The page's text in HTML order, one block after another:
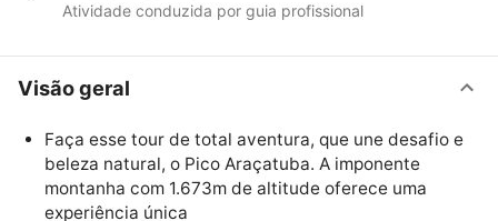
Atividade conduzida por guia profissional
Visão geral
Faça esse tour de total aventura, que une desafio e
beleza natural, o Pico Araçatuba. A imponente
montanha com 1.673m de altitude oferece uma
experiência única